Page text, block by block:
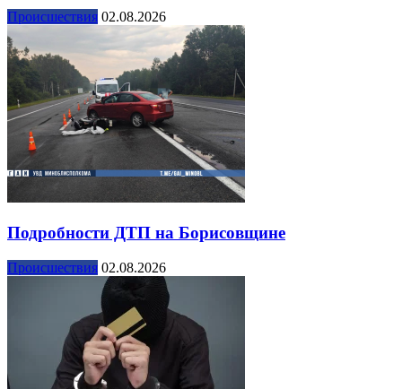
Происшествия 02.08.2026
Подробности ДТП на Борисовщине
Происшествия 02.08.2026